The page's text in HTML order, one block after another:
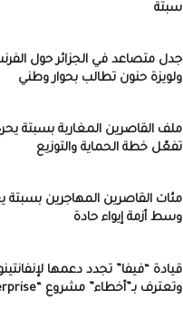
سبتة
جدل متصاعد في الجزائر حول
ولويزة حنون تطالب بحوار وطني
ملف القاصرين المغاربة بسبتة
تفعّل خطة الحماية والتوزيع
مئات القاصرين المهاجرين
وسط أزمة إيواء حادة
قيادة “فيفا” تجدد دعمها
وتعترف بـ”أخطاء” مشروع “FIFA Forward Enterprise”